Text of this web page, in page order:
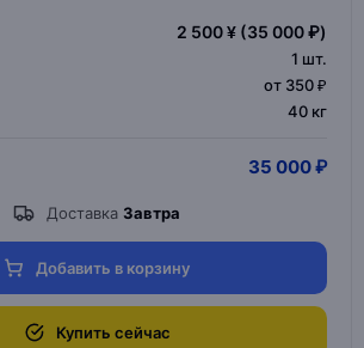
2 500 ¥ (35 000 ₽)
1 шт.
от 350 ₽
40 кг
35 000 ₽
Доставка Завтра
Добавить в корзину
Купить сейчас